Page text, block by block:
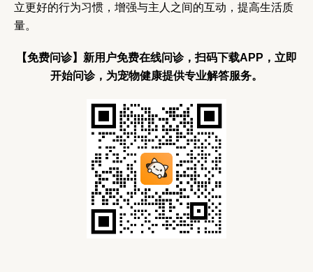
立更好的行为习惯，增强与主人之间的互动，提高生活质
量。
【免费问诊】新用户免费在线问诊，扫码下载APP，立即
开始问诊，为宠物健康提供专业解答服务。